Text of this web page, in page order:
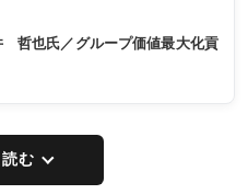
哲也氏／グループ価値最大化貢
読む